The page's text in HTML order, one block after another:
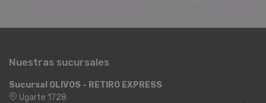
Nuestras sucursales
Sucursal OLIVOS - RETIRO EXPRESS
Ugarte 1728